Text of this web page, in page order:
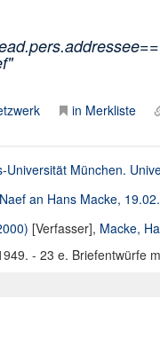
in Merkliste
Universität München.
an Hans Macke,
[Verfasser], Macke,
- 23 e. Briefentwürfe